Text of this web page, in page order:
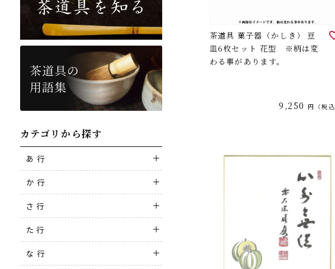
カテゴリから探す
あ 行
か 行
さ 行
た 行
な 行
茶道具 菓子器（かしき） 豆
皿6枚セット 花型 ※柄は変
わる事があります。
9,250 税込